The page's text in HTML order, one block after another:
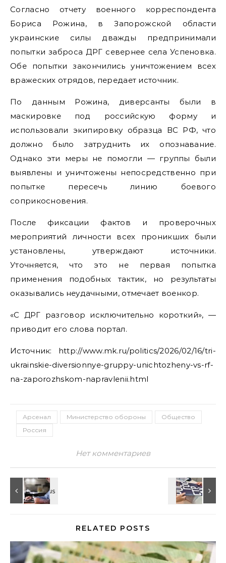
Согласно отчету военного корреспондента
Бориса Рожина, в Запорожской области
украинские силы дважды предпринимали
попытки заброса ДРГ севернее села Успеновка.
Обе попытки закончились уничтожением всех
вражеских отрядов, передает источник.
По данным Рожина, диверсанты были в
маскировке под российскую форму и
использовали экипировку образца ВС РФ, что
должно было затруднить их опознавание.
Однако эти меры не помогли — группы были
выявлены и уничтожены непосредственно при
попытке пересечь линию боевого
соприкосновения.
После фиксации фактов и проверочных
мероприятий личности всех проникших были
установлены, утверждают источники.
Уточняется, что это не первая попытка
применения подобных тактик, но результаты
оказывались неудачными, отмечает военкор.
«С ДРГ разговор исключительно короткий», —
приводит его слова портал.
Источник: http://www.mk.ru/politics/2026/02/16/tri-
ukrainskie-diversionnye-gruppy-unichtozheny-vs-rf-
na-zaporozhskom-napravlenii.html
Арсенал Министерство обороны
Общество
Россия
Нет комментариев
RELATED POSTS